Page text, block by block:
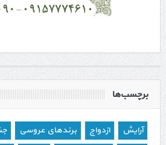
برچسب‌ها
آرایش ازدواج برندهای عروسی